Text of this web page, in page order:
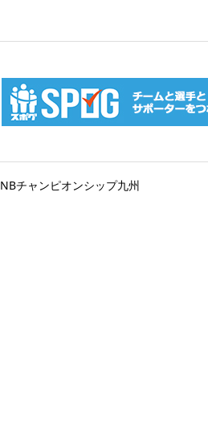
NBチャンピオンシップ九州